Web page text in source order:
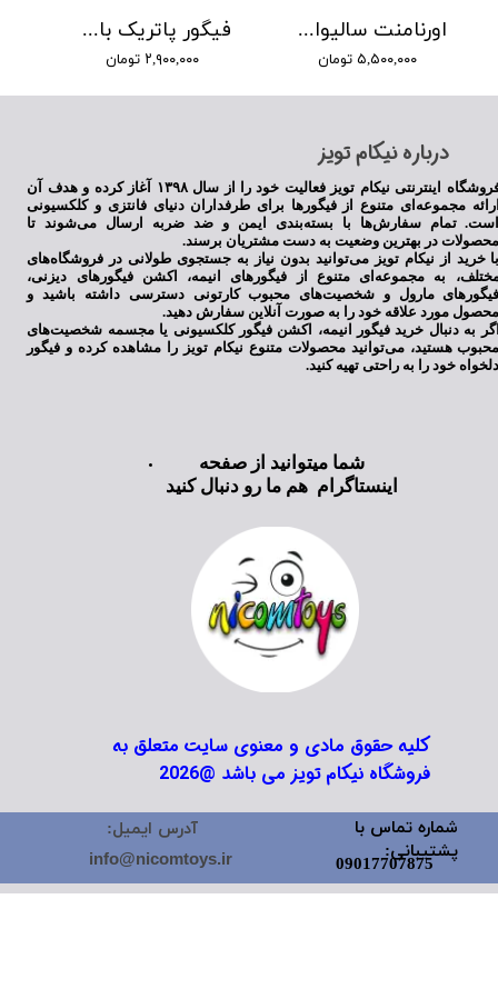
فیگور پاتریک باب اسفنجی
۲,۹۰۰,۰۰۰ تومان
اورنامنت سالیوان و مایک دیزنی
۵,۵۰۰,۰۰۰ تومان
​درباره نیکام تویز
فروشگاه اینترنتی نیکام تویز فعالیت خود را از سال ۱۳۹۸ آغاز کرده و هدف آن
مجموعه‌ای متنوع از فیگورها برای طرفداران دنیای فانتزی و کلکسیونی
تمام سفارش‌ها با بسته‌بندی ایمن و ضد ضربه ارسال می‌شوند تا
در بهترین وضعیت به دست مشتریان برسند.
خرید از نیکام تویز می‌توانید بدون نیاز به جستجوی طولانی در فروشگاه‌های
به مجموعه‌ای متنوع از فیگورهای انیمه، اکشن فیگورهای دیزنی،
مارول و شخصیت‌های محبوب کارتونی دسترسی داشته باشید و
مورد علاقه خود را به صورت آنلاین سفارش دهید.
به دنبال خرید فیگور انیمه، اکشن فیگور کلکسیونی یا مجسمه شخصیت‌های
هستید، می‌توانید محصولات متنوع نیکام تویز را مشاهده کرده و فیگور
خود را به راحتی تهیه کنید.
کلیه حقوق مادی و معنوی سایت متعلق به
فروشگاه نیکام تویز می باشد @2026
شما میتوانید از صفحه
اینستاگرام هم ما رو دنبال کنید
شماره تماس با
پشتیبانی:
09017707875
آدرس ایمیل:
info@nicomtoys.ir